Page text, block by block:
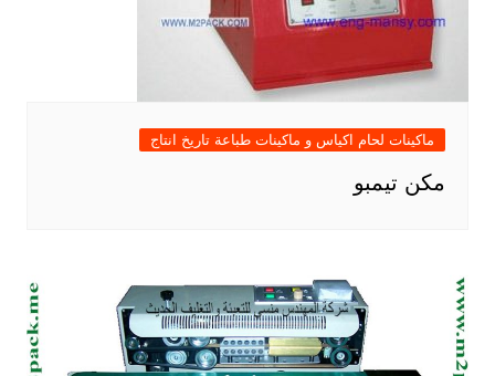
ماكينات لحام اكياس و ماكينات طباعة تاريخ انتاج
مكن تيمبو